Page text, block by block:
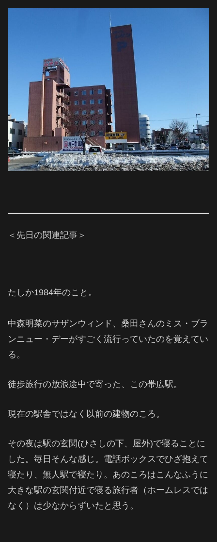
＜先日の関連記事＞
たしか1984年のこと。
中森明菜のサザンウィンド、桑田さんのミス・ブラ
ンニュー・デーがすごく流行っていたのを覚えてい
る。
徒歩旅行の放浪途中で寄った、この帯広駅。
現在の駅舎ではなく以前の建物のころ。
その夜は駅の玄関(ひさしの下、屋外)で寝ることに
した。毎日そんな感じ。電話ボックスでひざ抱えて
寝たり、無人駅で寝たり。あのころはこんなふうに
大きな駅の玄関付近で寝る旅行者（ホームレスでは
なく）は少なからずいたと思う。